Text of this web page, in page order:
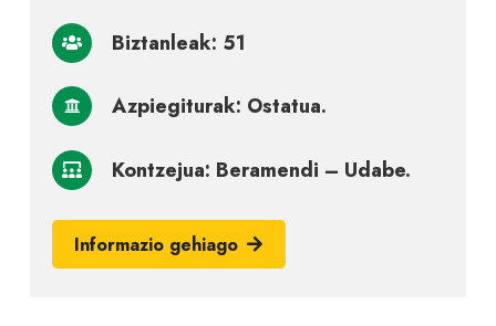
Biztanleak: 51
Azpiegiturak: Ostatua.
Kontzejua: Beramendi – Udabe.
Informazio gehiago